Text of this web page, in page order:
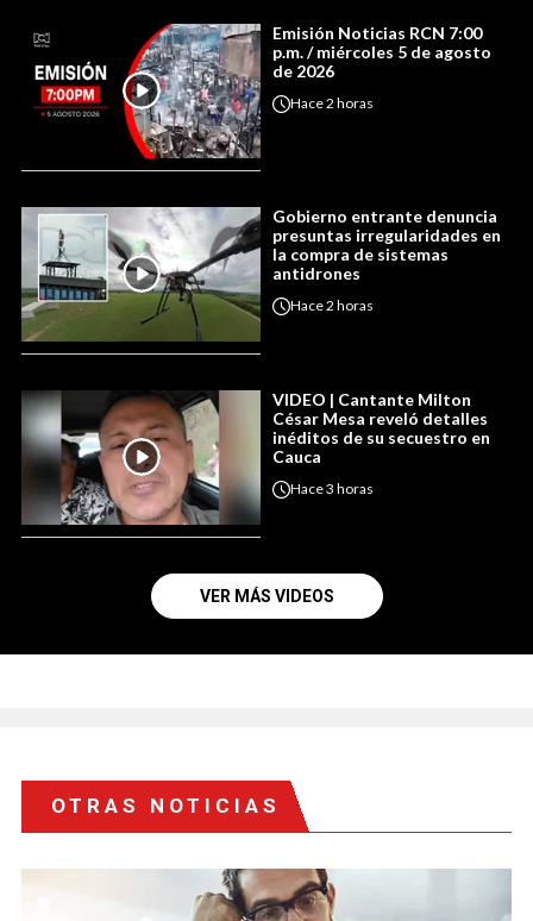
Emisión Noticias RCN 7:00
p.m. / miércoles 5 de agosto
de 2026
Hace2 horas
Gobierno entrante denuncia
presuntas irregularidades en
la compra de sistemas
antidrones
Hace2 horas
VIDEO | Cantante Milton
César Mesa reveló detalles
inéditos de su secuestro en
Cauca
Hace3 horas
VER MÁS VIDEOS
OTRAS NOTICIAS